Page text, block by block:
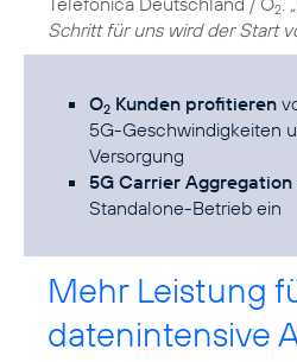
2
Schritt für uns wird der Start
O2 Kunden profitieren
5G-Geschwindigkeiten
Versorgung
5G Carrier Aggregation
Standalone-Betrieb ein
Mehr Leistung
datenintensive